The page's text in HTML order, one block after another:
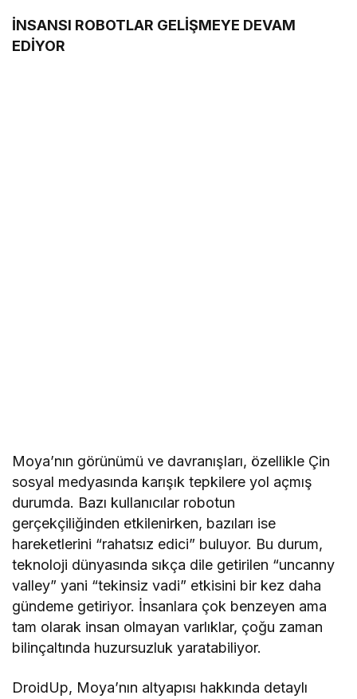
İNSANSI ROBOTLAR GELİŞMEYE DEVAM
EDİYOR
Moya’nın görünümü ve davranışları, özellikle Çin
sosyal medyasında karışık tepkilere yol açmış
durumda. Bazı kullanıcılar robotun
gerçekçiliğinden etkilenirken, bazıları ise
hareketlerini “rahatsız edici” buluyor. Bu durum,
teknoloji dünyasında sıkça dile getirilen “uncanny
valley” yani “tekinsiz vadi” etkisini bir kez daha
gündeme getiriyor. İnsanlara çok benzeyen ama
tam olarak insan olmayan varlıklar, çoğu zaman
bilinçaltında huzursuzluk yaratabiliyor.
DroidUp, Moya’nın altyapısı hakkında detaylı